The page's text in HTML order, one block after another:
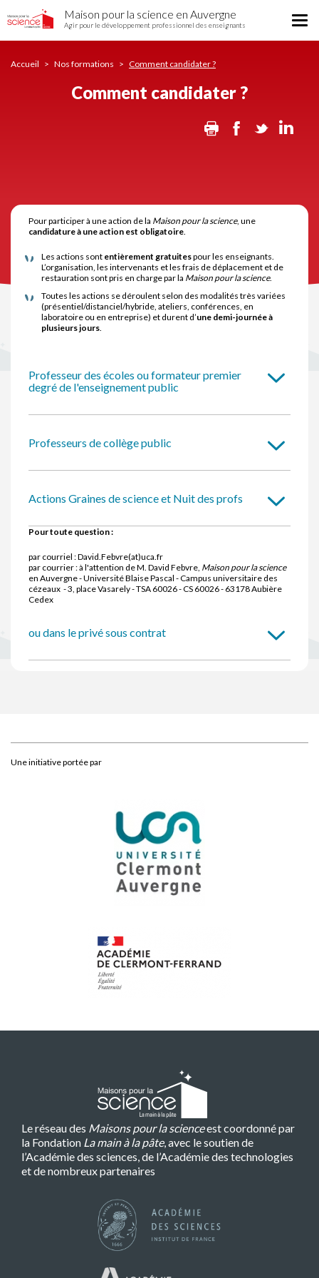
Comment
candidater
au
Maison pour la science en Auvergne
Agir pour le développement professionnel des enseignants
Accueil Nos formations Comment candidater ?
Comment candidater ?
Print Facebook
Twitter
Pour participer à une action de la Maison pour la science, une
candidature à une action est obligatoire.
Les actions sont entièrement gratuitespour les enseignants.
L’organisation, les intervenants et les frais de déplacement et de
restauration sont pris en charge par la Maison pour la science.
Toutes les actions se déroulent selon des modalités très variées
(présentiel/distanciel/hybride, ateliers, conférences, en
laboratoire ou en entreprise) et durent d’une demi-journée à
plusieurs jours.
Professeur des écoles ou formateur premier
degré de l'enseignement public
Professeurs de collège public
Actions Graines de science et Nuit des profs
Pour toute question :
par courriel : David.Febvre(at)uca.fr
par courrier : à l'attention de M. David Febvre, Maison pour la science
en Auvergne - Université Blaise Pascal - Campus universitaire des
cézeaux - 3, place Vasarely - TSA 60026 - CS 60026 - 63178 Aubière
Cedex
ou dans le privé sous contrat
Une initiative portée par
Le réseau des Maisons pour la scienceest coordonné par
la Fondation La main à la pâte, avec le soutien de
l’Académie des sciences, de l’Académie des technologies
et de nombreux partenaires